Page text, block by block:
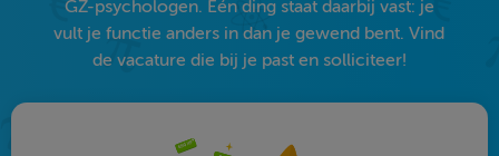
GZ-psychologen. Eén ding staat daarbij vast: je
vult je functie anders in dan je gewend bent. Vind
de vacature die bij je past en solliciteer!